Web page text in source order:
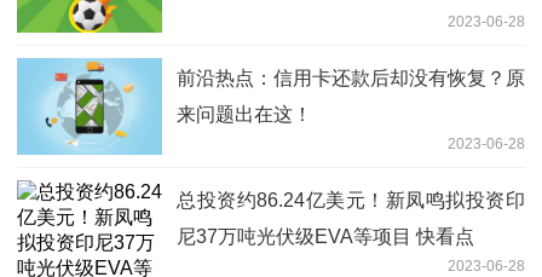
2023-06-28
前沿热点：信用卡还款后却没有恢复？原
来问题出在这！
2023-06-28
总投资约86.24亿美元！新凤鸣拟投资印
尼37万吨光伏级EVA等项目 快看点
2023-06-28